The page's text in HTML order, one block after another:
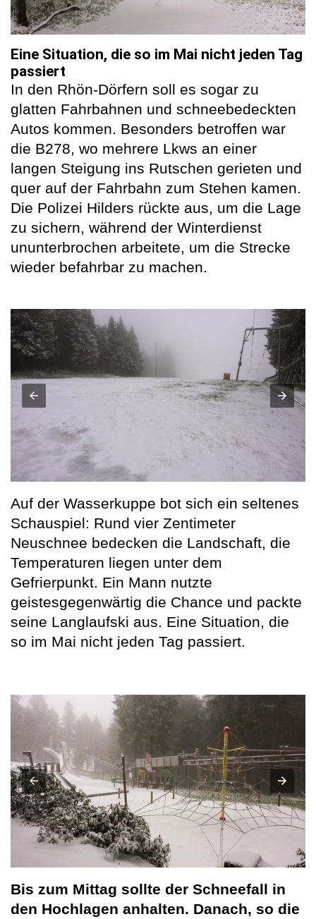
Eine Situation, die so im Mai nicht jeden Tag
passiert
In den Rhön-Dörfern soll es sogar zu
glatten Fahrbahnen und schneebedeckten
Autos kommen. Besonders betroffen war
die B278, wo mehrere Lkws an einer
langen Steigung ins Rutschen gerieten und
quer auf der Fahrbahn zum Stehen kamen.
Die Polizei Hilders rückte aus, um die Lage
zu sichern, während der Winterdienst
ununterbrochen arbeitete, um die Strecke
wieder befahrbar zu machen.
Auf der Wasserkuppe bot sich ein seltenes
Schauspiel: Rund vier Zentimeter
Neuschnee bedecken die Landschaft, die
Temperaturen liegen unter dem
Gefrierpunkt. Ein Mann nutzte
geistesgegenwärtig die Chance und packte
seine Langlaufski aus. Eine Situation, die
so im Mai nicht jeden Tag passiert.
Bis zum Mittag sollte der Schneefall in
den Hochlagen anhalten. Danach, so die